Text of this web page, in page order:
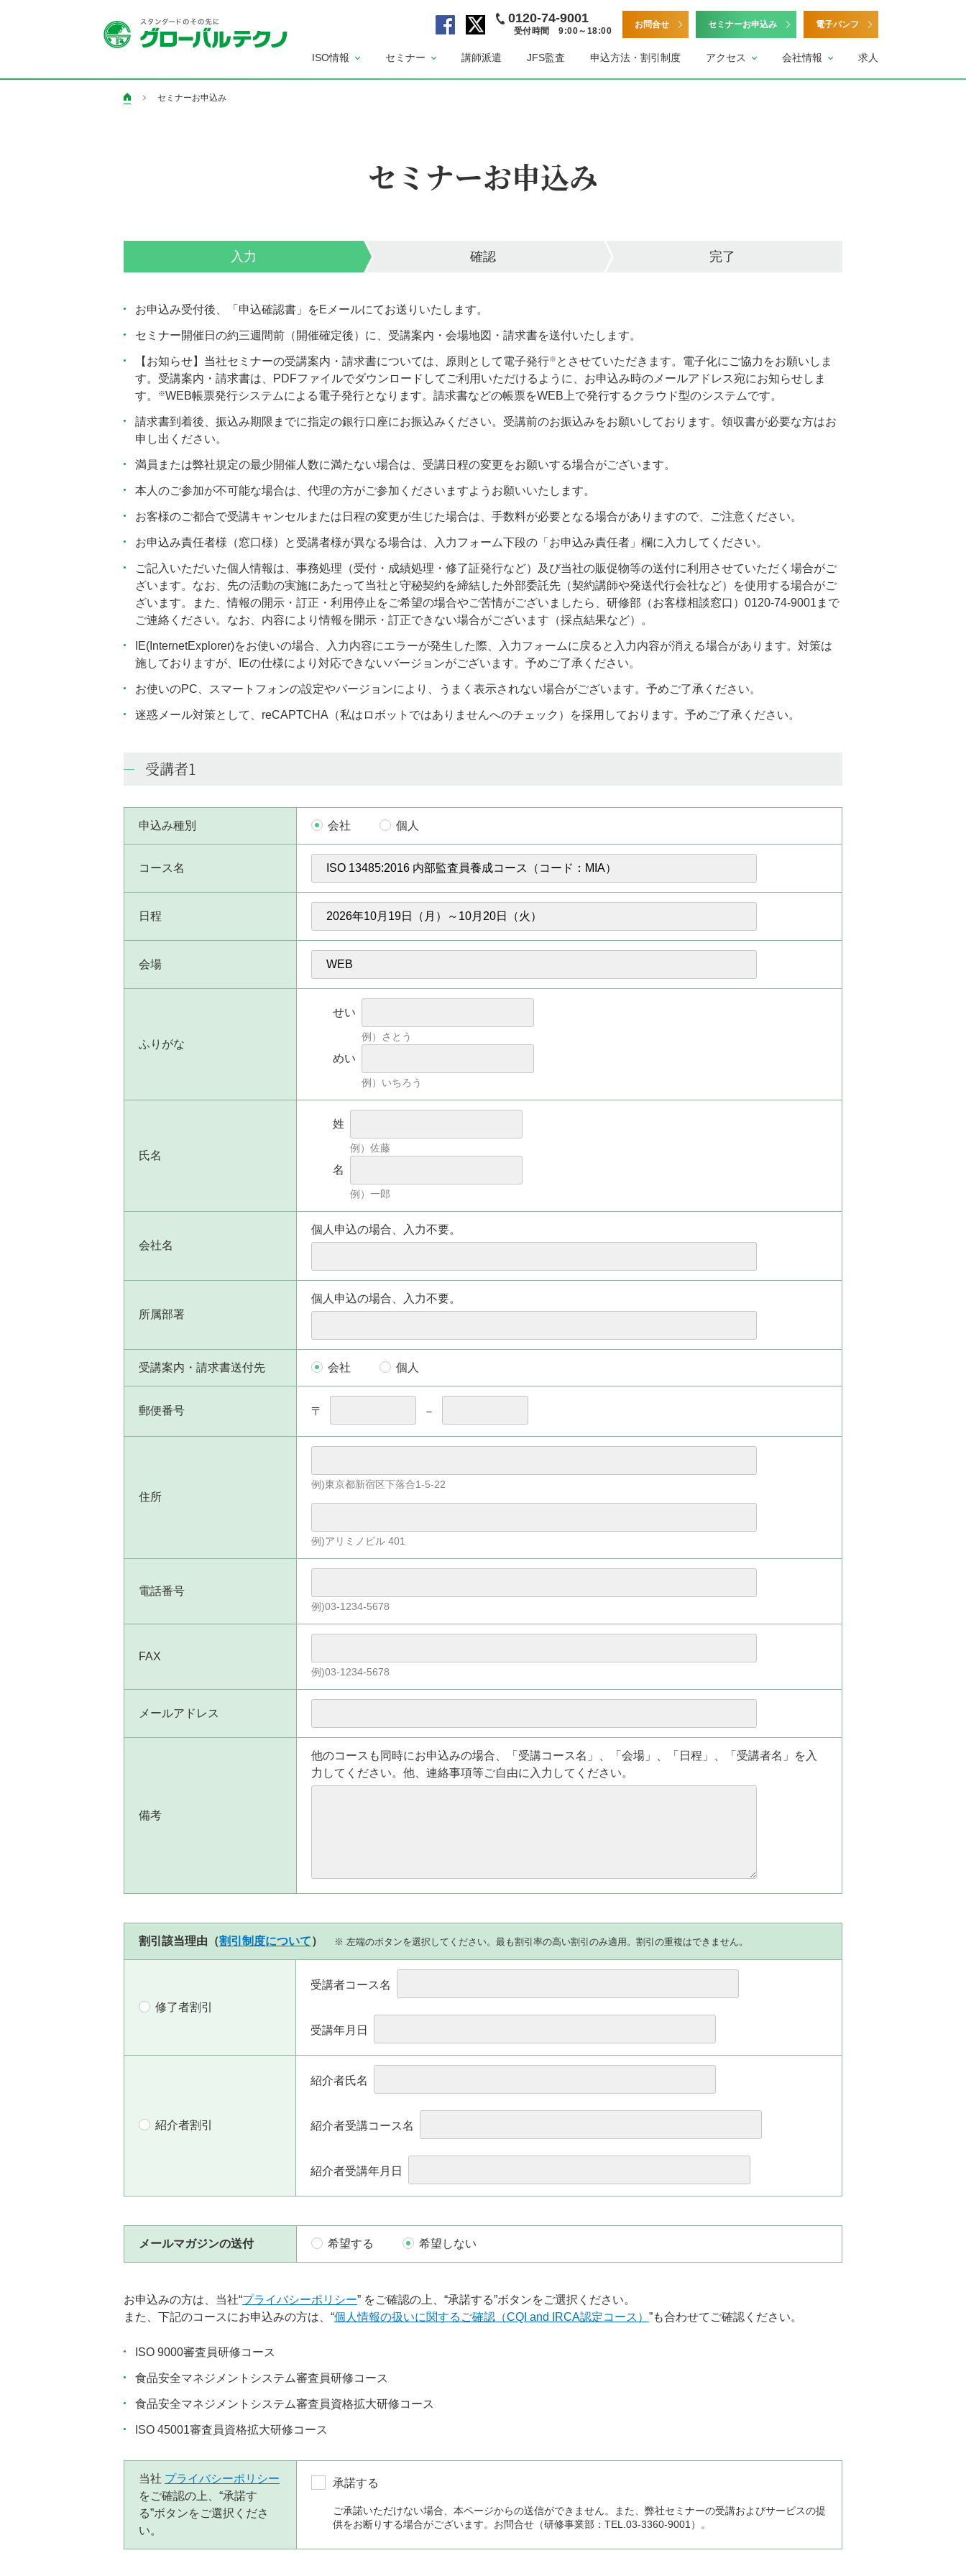
式
F
o
o
式
X
0120-74-9001
受付時間 9:00～18:00
お問合せ セミナーお申込み 電子パンフ
ISO情報 セミナー 講師派遣 JFS監査 申込方法・割引制度 アクセス 会社情報 求人
セミナーお申込み
セミナーお申込み
入力 確認 完了
お申込み受付後、「申込確認書」をEメールにてお送りいたします。
セミナー開催日の約三週間前（開催確定後）に、受講案内・会場地図・請求書を送付いたします。
【お知らせ】当社セミナーの受講案内・請求書については、原則として電子発行※ とさせていただきます。電子化にご協力をお願いしま
す。受講案内・請求書は、PDFファイルでダウンロードしてご利用いただけるように、お申込み時のメールアドレス宛にお知らせしま
す。
※WEB帳票発行システムによる電子発行となります。請求書などの帳票をWEB上で発行するクラウド型のシステムです。
請求書到着後、振込み期限までに指定の銀行口座にお振込みください。受講前のお振込みをお願いしております。領収書が必要な方はお
申し出ください。
満員または弊社規定の最少開催人数に満たない場合は、受講日程の変更をお願いする場合がございます。
本人のご参加が不可能な場合は、代理の方がご参加くださいますようお願いいたします。
お客様のご都合で受講キャンセルまたは日程の変更が生じた場合は、手数料が必要となる場合がありますので、ご注意ください。
お申込み責任者様（窓口様）と受講者様が異なる場合は、入力フォーム下段の「お申込み責任者」欄に入力してください。
ご記入いただいた個人情報は、事務処理（受付・成績処理・修了証発行など）及び当社の販促物等の送付に利用させていただく場合がご
ざいます。なお、先の活動の実施にあたって当社と守秘契約を締結した外部委託先（契約講師や発送代行会社など）を使用する場合がご
ざいます。また、情報の開示・訂正・利用停止をご希望の場合やご苦情がございましたら、研修部（お客様相談窓口）0120-74-9001まで
ご連絡ください。なお、内容により情報を開示・訂正できない場合がございます（採点結果など）。
IE(InternetExplorer)をお使いの場合、入力内容にエラーが発生した際、入力フォームに戻ると入力内容が消える場合があります。対策は
施しておりますが、IEの仕様により対応できないバージョンがございます。予めご了承ください。
お使いのPC、スマートフォンの設定やバージョンにより、うまく表示されない場合がございます。予めご了承ください。
迷惑メール対策として、reCAPTCHA（私はロボットではありませんへのチェック）を採用しております。予めご了承ください。
受講者1
申込み種別 会社 個人
コース名
日程
会場
ふりがな
せい
例）さとう
めい
例）いちろう
氏名
姓
例）佐藤
名
例）一郎
会社名
個人申込の場合、入力不要。
所属部署
個人申込の場合、入力不要。
受講案内・請求書送付先 会社 個人
郵便番号 〒 －
住所
例)東京都新宿区下落合1-5-22
例)アリミノビル 401
電話番号
例)03-1234-5678
FAX
例)03-1234-5678
メールアドレス
備考
他のコースも同時にお申込みの場合、「受講コース名」、「会場」、「日程」、「受講者名」を入
力してください。他、連絡事項等ご自由に入力してください。
割引該当理由（割引制度について） ※ 左端のボタンを選択してください。最も割引率の高い割引のみ適用。割引の重複はできません。
修了者割引
受講者コース名
受講年月日
紹介者割引
紹介者氏名
紹介者受講コース名
紹介者受講年月日
メールマガジンの送付 希望する 希望しない
お申込みの方は、当社“プライバシーポリシー” をご確認の上、“承諾する”ボタンをご選択ください。
また、下記のコースにお申込みの方は、“個人情報の扱いに関するご確認（CQI and IRCA認定コース） ”も合わせてご確認ください。
ISO 9000審査員研修コース
食品安全マネジメントシステム審査員研修コース
食品安全マネジメントシステム審査員資格拡大研修コース
ISO 45001審査員資格拡大研修コース
当社 プライバシーポリシー
をご確認の上、“承諾す
る”ボタンをご選択くださ
い。
承諾する
ご承諾いただけない場合、本ページからの送信ができません。また、弊社セミナーの受講およびサービスの提
供をお断りする場合がございます。お問合せ（研修事業部：TEL.03-3360-9001）。